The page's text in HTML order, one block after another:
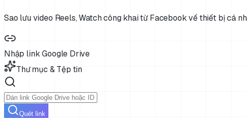
Sao lưu video Reels, Watch công khai từ Facebook về thiết bị cá
Nhập link Google Drive
Thư mục & Tệp tin
Quét link